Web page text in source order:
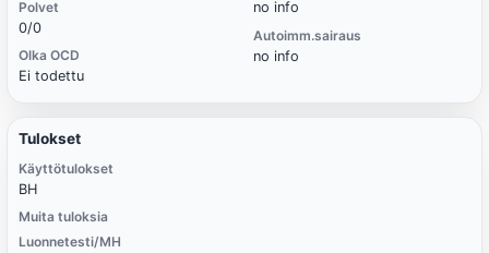
Polvet
0/0
Olka OCD
Ei todettu
no info
Autoimm.sairaus
no info
Tulokset
Käyttötulokset
BH
Muita tuloksia
Luonnetesti/MH